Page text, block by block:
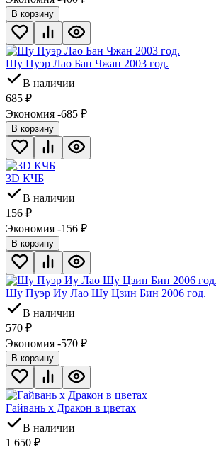
В корзину
Шу Пуэр Лао Бан Чжан 2003 год.
В наличии
685 ₽
Экономия -685 ₽
В корзину
3D КЧБ
В наличии
156 ₽
Экономия -156 ₽
В корзину
Шу Пуэр Иу Лао Шу Цзин Бин 2006 год.
В наличии
570 ₽
Экономия -570 ₽
В корзину
Гайвань х Дракон в цветах
В наличии
1 650 ₽